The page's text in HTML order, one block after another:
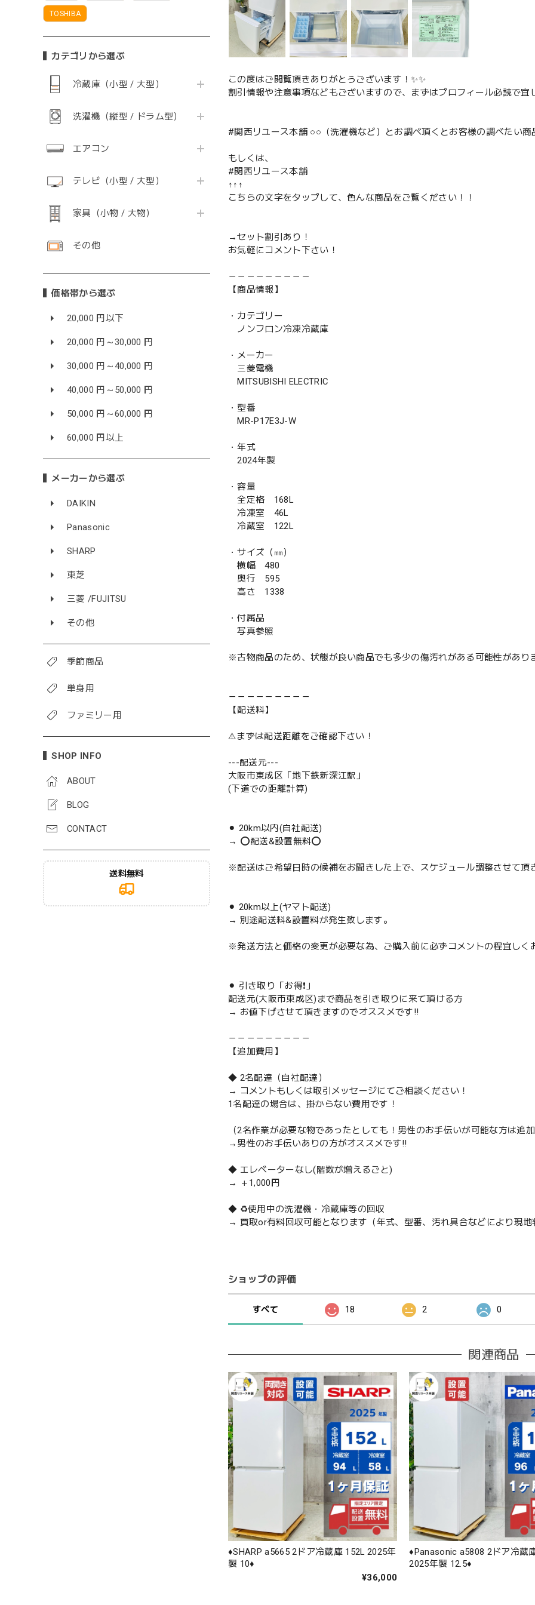
TOSHIBA
カテゴリから選ぶ
冷蔵庫（小型 / 大型）
洗濯機（縦型 / ドラム型）
エアコン
テレビ（小型 / 大型）
家具（小物 / 大物）
その他
価格帯から選ぶ
20,000 円以下
20,000 円～30,000 円
30,000 円～40,000 円
40,000 円～50,000 円
50,000 円～60,000 円
60,000 円以上
メーカーから選ぶ
DAIKIN
Panasonic
SHARP
東芝
三菱 /FUJITSU
その他
季節商品
単身用
ファミリー用
SHOP INFO
ABOUT
BLOG
CONTACT
送料無料
この度はご閲覧頂きありがとうございます！✨✨
割引情報や注意事項などもございますので、まずはプロフィール必読で宜
#関西リユース本舗 ○○（洗濯機など）とお調べ頂くとお客様の調べたい商
もしくは、
#関西リユース本舗
↑↑↑
こちらの文字をタップして、色んな商品をご覧ください！！
→セット割引あり！
お気軽にコメント下さい！
－－－－－－－－－
【商品情報】
・カテゴリー
ノンフロン冷凍冷蔵庫
・メーカー
三菱電機
MITSUBISHI ELECTRIC
・型番
MR-P17E3J-W
・年式
2024年製
・容量
全定格 168L
冷凍室 46L
冷蔵室 122L
・サイズ（㎜）
横幅 480
奥行 595
高さ 1338
・付属品
写真参照
※古物商品のため、状態が良い商品でも多少の傷汚れがある可能性があり
－－－－－－－－－
【配送料】
⚠️まずは配送距離をご確認下さい！
---配送元---
大阪市東成区「地下鉄新深江駅」
(下道での距離計算)
⚫︎ 20km以内(自社配送)
→ ⭕️配送&設置無料⭕️
※配送はご希望日時の候補をお聞きした上で、スケジュール調整させて頂
⚫︎ 20km以上(ヤマト配送)
→ 別途配送料&設置料が発生致します。
※発送方法と価格の変更が必要な為、ご購入前に必ずコメントの程宜しく
⚫︎ 引き取り「お得❗️」
配送元(大阪市東成区)まで商品を引き取りに来て頂ける方
→ お値下げさせて頂きますのでオススメです‼️
－－－－－－－－－
【追加費用】
◆ 2名配達（自社配達）
→ コメントもしくは取引メッセージにてご相談ください！
1名配達の場合は、掛からない費用です！
（2名作業が必要な物であったとしても！男性のお手伝いが可能な方は追
→男性のお手伝いありの方がオススメです‼️
◆ エレベーターなし(階数が増えるごと)
→ ＋1,000円
◆ ♻️使用中の洗濯機・冷蔵庫等の回収
→ 買取or有料回収可能となります（年式、型番、汚れ具合などにより現地
ショップの評価
すべて 18 2 0
関連商品
♦️SHARP a5665 2ドア冷蔵庫 152L 2025年
製 10♦️
¥36,000
♦️Panasonic a5808 2ドア冷蔵
2025年製 12.5♦️